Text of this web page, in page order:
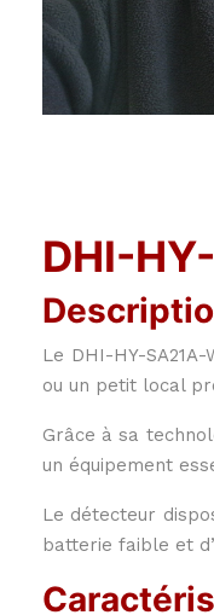
DHI-
Le DHI-HY-
ou un petit local
Grâce à sa
un équipement
Le détecteur
batterie faible et